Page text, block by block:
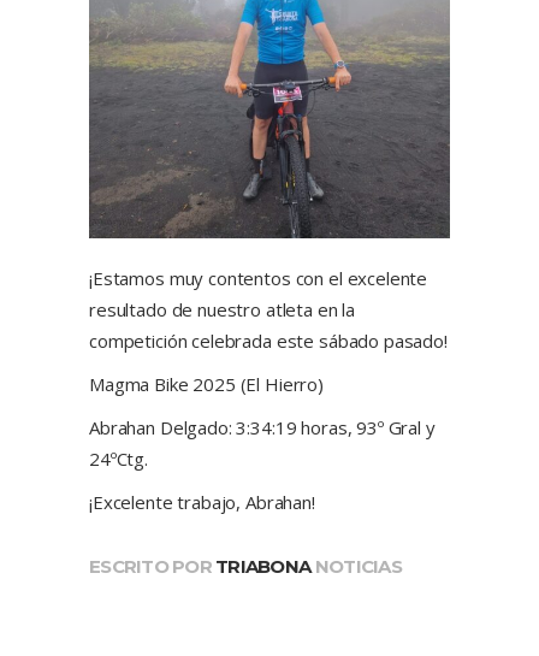
¡Estamos muy contentos con el excelente
resultado de nuestro atleta en la
competición celebrada este sábado pasado!
Magma Bike 2025 (El Hierro)
Abrahan Delgado: 3:34:19 horas, 93º Gral y
24ºCtg.
¡Excelente trabajo, Abrahan!
ESCRITO POR TRIABONA NOTICIAS